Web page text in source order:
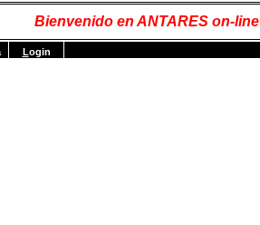
Bienvenido en ANTARES on-line
Login